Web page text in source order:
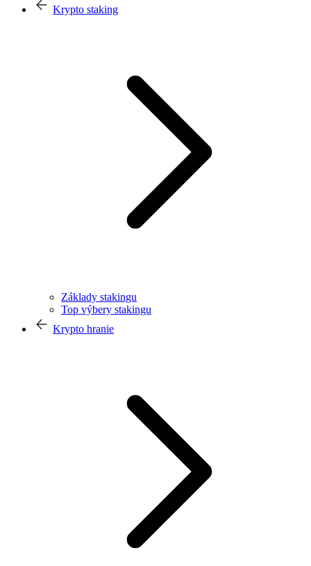
Krypto staking
Základy stakingu
Top výbery stakingu
Krypto hranie